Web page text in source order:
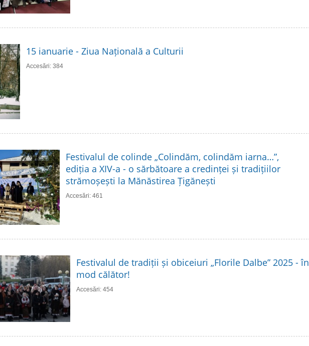
15 ianuarie - Ziua Națională a Culturii
Accesări: 384
Festivalul de colinde „Colindăm, colindăm iarna…”,
ediția a XIV-a - o sărbătoare a credinței și tradițiilor
strămoșești la Mănăstirea Țigănești
Accesări: 461
Festivalul de tradiții și obiceiuri „Florile Dalbe” 2025 - în
mod călător!
Accesări: 454